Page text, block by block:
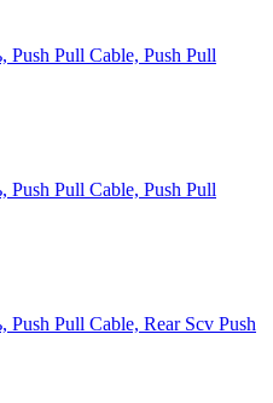
Push Pull Cable, Push Pull
Push Pull Cable, Push Pull
Pull Cable, Rear Scv Push